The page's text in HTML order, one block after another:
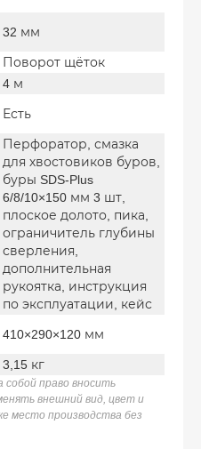
32 мм
Поворот щёток
4 м
Есть
Перфоратор, смазка
для хвостовиков буров,
буры SDS-Plus
6/8/10×150 мм 3 шт,
плоское долото, пика,
ограничитель глубины
сверления,
дополнительная
рукоятка, инструкция
по эксплуатации, кейс
410×290×120 мм
3,15 кг
право вносить
внешний вид, цвет и
место производства без